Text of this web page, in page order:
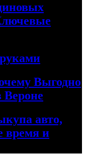
Выгодно
Вероне
авто,
время и